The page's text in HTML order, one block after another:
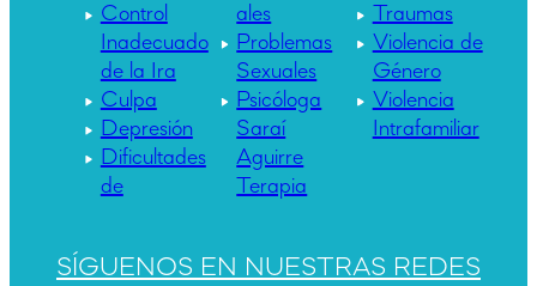
Control
Inadecuado
de la Ira
Culpa
Depresión
Dificultades
de
ales
Problemas
Sexuales
Psicóloga
Saraí
Aguirre
Terapia
Traumas
Violencia de
Género
Violencia
Intrafamiliar
SÍGUENOS EN NUESTRAS REDES